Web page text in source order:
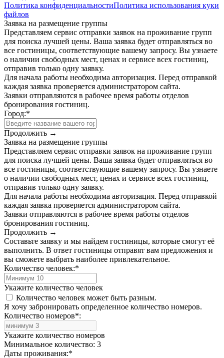
Политика конфиденциальностиПолитика использования куки
файлов
Заявка на размещение группы
Представляем сервис отправки заявок на проживание групп
для поиска лучшей цены. Ваша заявка будет отправляться во
все гостиницы, соответствующие вашему запросу. Вы узнаете
о наличии свободных мест, ценах и сервисе всех гостиниц,
отправив только одну заявку.
Для начала работы необходима авторизация. Перед отправкой
каждая заявка проверяется администратором сайта.
Заявки отправляются в рабочее время работы отделов
бронирования гостиниц.
Город:*
Продолжить →
Заявка на размещение группы
Представляем сервис отправки заявок на проживание групп
для поиска лучшей цены. Ваша заявка будет отправляться во
все гостиницы, соответствующие вашему запросу. Вы узнаете
о наличии свободных мест, ценах и сервисе всех гостиниц,
отправив только одну заявку.
Для начала работы необходима авторизация. Перед отправкой
каждая заявка проверяется администратором сайта.
Заявки отправляются в рабочее время работы отделов
бронирования гостиниц.
Продолжить →
Составьте заявку и мы найдем гостиницы, которые смогут её
выполнить. В ответ гостиницы отправят вам предложения и
вы сможете выбрать наиболее привлекательное.
Количество человек:*
Укажите количество человек
Количество человек может быть разным.
Я хочу забронировать определенное количество номеров.
Количество номеров*:
Укажите количество номеров
Минимальное количество: 3
Даты проживания:*